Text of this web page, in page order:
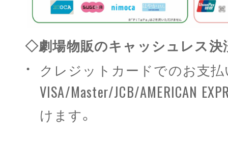
◇劇場物販のキャッシュレス決
クレジットカードでのお支払
VISA/Master/JCB/AMERICAN
けます。